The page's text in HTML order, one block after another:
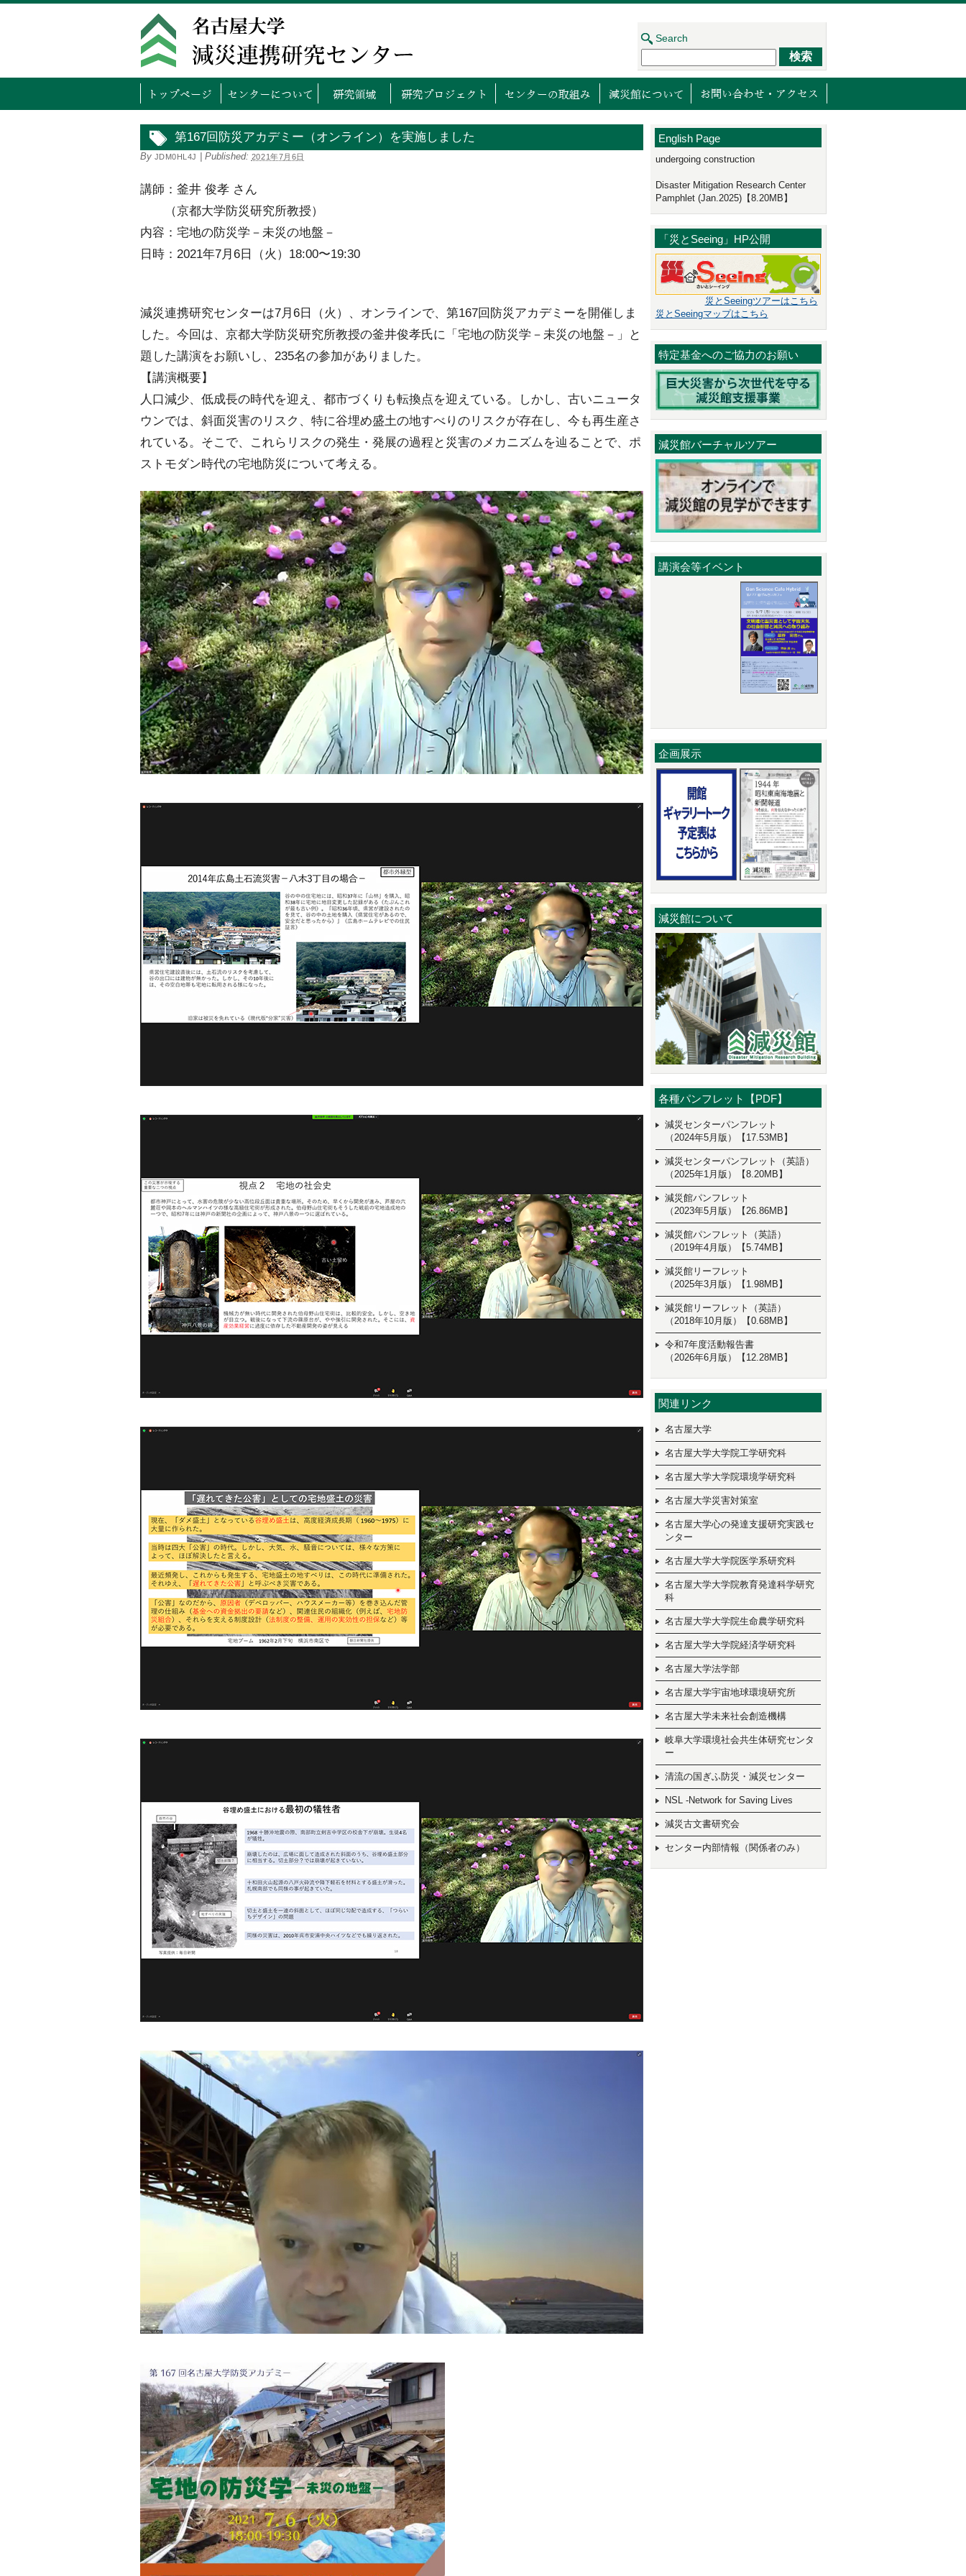
トップページ センターについて
研究領域 研究プロジェクト センターの取り組み減災館について
Search
第167回防災アカデミー（オンライン）を実施しました
By JDM0HL4J Published: 2021年7月6日
講師：釜井 俊孝 さん
（京都大学防災研究所教授）
内容：宅地の防災学－未災の地盤－
日時：2021年7月6日（火）18:00〜19:30
減災連携研究センターは7月6日（火）、オンラインで、第167回防災アカデミーを開催しま
した。今回は、京都大学防災研究所教授の釜井俊孝氏に「宅地の防災学－未災の地盤－」と
題した講演をお願いし、235名の参加がありました。
【講演概要】
人口減少、低成長の時代を迎え、都市づくりも転換点を迎えている。しかし、古いニュータ
ウンでは、斜面災害のリスク、特に谷埋め盛土の地すべりのリスクが存在し、今も再生産さ
れている。そこで、これらリスクの発生・発展の過程と災害のメカニズムを辿ることで、ポ
ストモダン時代の宅地防災について考える。
English Page
undergoing construction
Disaster Mitigation Research Center
Pamphlet (Jan.2025)【8.20MB】
「災とSeeing」HP公開
災とSeeingツアーはこちら
災とSeeingマップはこちら
特定基金へのご協力のお願い
減災館バーチャルツアー
講演会等イベント
企画展示
減災館について
各種パンフレット【PDF】
減災センターパンフレット
（2024年5月版）【17.53MB】
減災センターパンフレット（英語）
（2025年1月版）【8.20MB】
減災館パンフレット
（2023年5月版）【26.86MB】
減災館パンフレット（英語）
（2019年4月版）【5.74MB】
減災館リーフレット
（2025年3月版）【1.98MB】
減災館リーフレット（英語）
（2018年10月版）【0.68MB】
令和7年度活動報告書
（2026年6月版）【12.28MB】
関連リンク
名古屋大学
名古屋大学大学院工学研究科
名古屋大学大学院環境学研究科
名古屋大学災害対策室
名古屋大学心の発達支援研究実践セ
ンター
名古屋大学大学院医学系研究科
名古屋大学大学院教育発達科学研究
科
名古屋大学大学院生命農学研究科
名古屋大学大学院経済学研究科
名古屋大学法学部
名古屋大学宇宙地球環境研究所
名古屋大学未来社会創造機構
岐阜大学環境社会共生体研究センタ
ー
清流の国ぎふ防災・減災センター
NSL -Network for Saving Lives
減災古文書研究会
センター内部情報（関係者のみ）